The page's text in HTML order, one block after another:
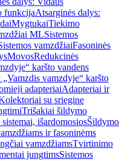
funkcijaAtsarginės dalys:
MygtukaiTiekimo
MLSistemos
vamzdžiaiFasoninės
MovosRedukcinės
karšto vandens
vamzdyje“ karšto
adapteriaiAdapteriai ir
su sriegine
Trišakiai šildymo
išardomosiosŠildymo
ir fasoninėms
vamzdžiamsTvirtinimo
jungtimsSistemos